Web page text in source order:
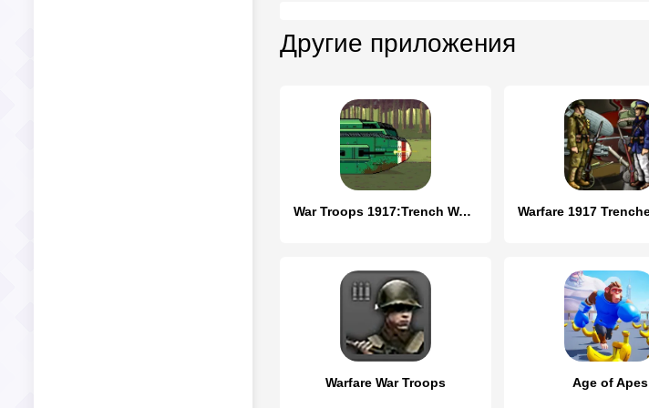
Другие приложения
War Troops 1917:Trench Warfare
Warfare War Troops Age of Apes